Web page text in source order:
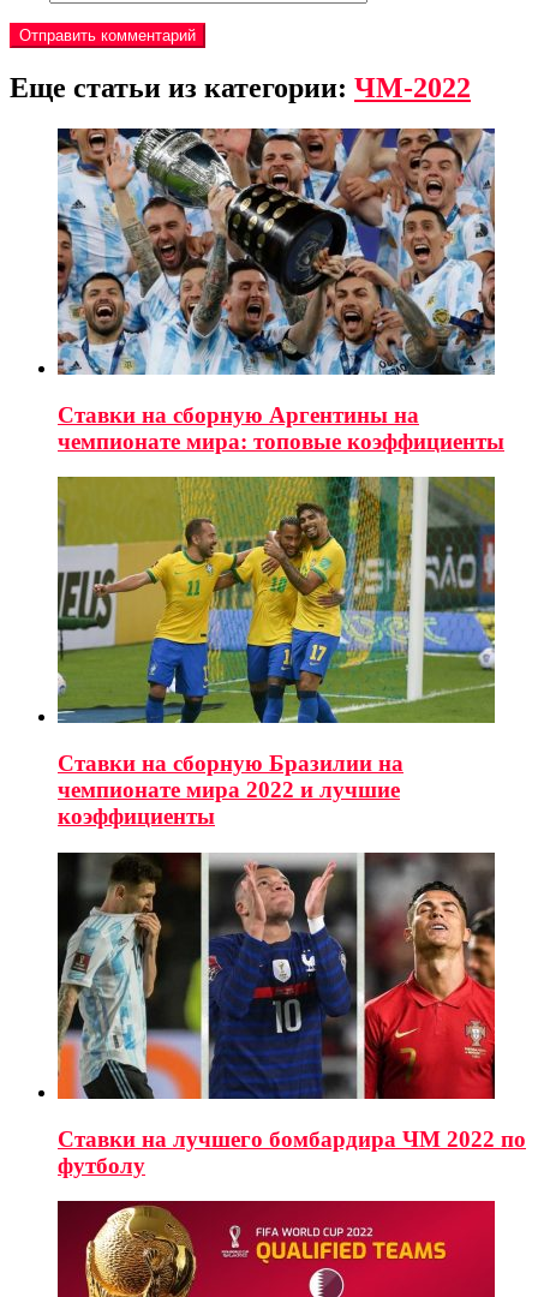
Еще статьи из категории: ЧМ-2022
Ставки на сборную Аргентины на
чемпионате мира: топовые коэффициенты
Ставки на сборную Бразилии на
чемпионате мира 2022 и лучшие
коэффициенты
Ставки на лучшего бомбардира ЧМ 2022 по
футболу